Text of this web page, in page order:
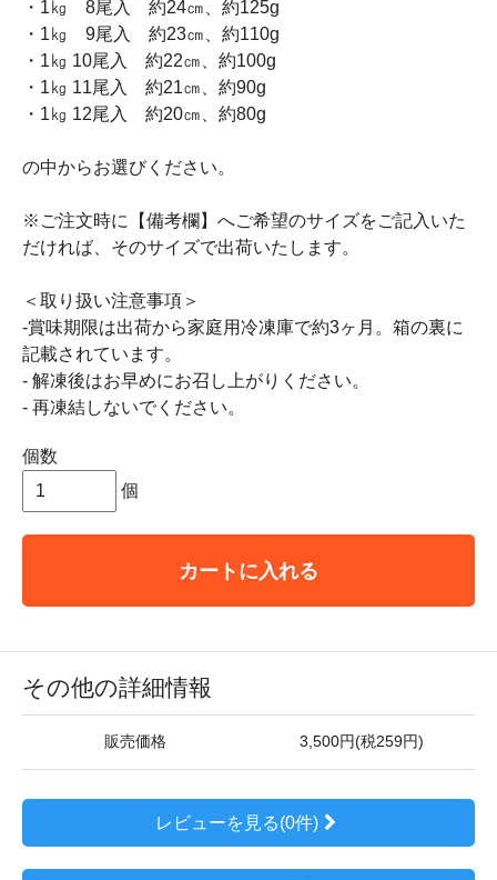
・1㎏ 8尾入 約24㎝、約125g
・1㎏ 9尾入 約23㎝、約110g
・1㎏ 10尾入 約22㎝、約100g
・1㎏ 11尾入 約21㎝、約90g
・1㎏ 12尾入 約20㎝、約80g
の中からお選びください。
※ご注文時に【備考欄】へご希望のサイズをご記入いた
だければ、そのサイズで出荷いたします。
＜取り扱い注意事項＞
-賞味期限は出荷から家庭用冷凍庫で約3ヶ月。箱の裏に
記載されています。
- 解凍後はお早めにお召し上がりください。
- 再凍結しないでください。
個数
個
カートに入れる
その他の詳細情報
販売価格 3,500円(税259円)
レビューを見る(0件)